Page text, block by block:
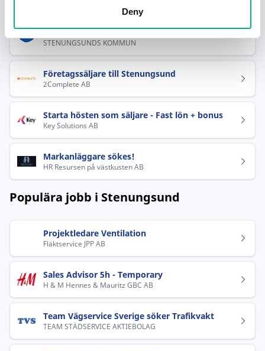
Deny
Kurator till socialmedicinsk mottagning i
Stenungsund
STENUNGSUNDS KOMMUN
Företagssäljare till Stenungsund
2Complete AB
Starta hösten som säljare - Fast lön + bonus
Key Solutions AB
Markanläggare sökes!
HR Resursen på västkusten AB
Populära jobb i Stenungsund
Projektledare Ventilation
Fläktservice JPP AB
Sales Advisor 5h - Temporary
H & M Hennes & Mauritz GBC AB
Team Vägservice Sverige söker Trafikvakt
TEAM STÄDSERVICE AKTIEBOLAG